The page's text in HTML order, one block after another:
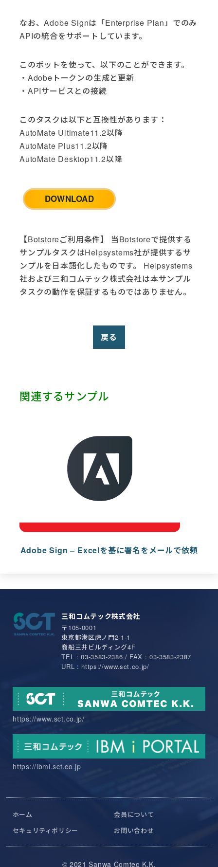
なお、Adobe Signは「Enterprise Plan」でのみ
APIの統合をサポートしています。
このボットを使って、以下のことができます。
・Adobeトークンの生成と更新
・APIサービスとの接続
このタスクは以下と互換性があります：
AutoMate Ultimate11.2以降
AutoMate Plus11.2以降
AutoMate Desktop11.2以降
DOWNLOAD
【Botstoreご利用条件】 当Botstoreで提供する
サンプルタスクはHelpsystems社が提供するサ
ンプルを日本語化したものです。 Helpsystems
社および三和コムテック株式会社は本サンプル
タスクの動作を保証するものではありません。
戻る
関連するサンプル
Adobe Sign – Excelを基に署名をメールで依頼
Google Drive (6)
Google Sheets (2)
HubSpot (4)
IBM i (4)
Jira Cloud (2)
McAfee AntiVirus (1)
Microsoft Dynamics (1)
Microsoft Excel (9)
Microsoft Office (5)
Microsoft SQL Server (2)
Microsoft Windows (5)
Opsgenie (3)
Salesforce (5)
SAP (9)
ServiceNow (3)
Slack (1)
SmartSheet (1)
Zendesk (3)
三和コムテック株式会社
〒105-0001
東京都港区虎ノ門2-1-1
商船三井ビルディング4F
TEL : 03-3583-2386 / FAX : 03-3583-2387
URL : https://www.sct.co.jp/
https://www.sct.co.jp/
https://ibmi.sct.co.jp
ホーム
会員について
セキュリティポリシー
お問い合わせ
© 2021 Sanwa Comtec K.K.